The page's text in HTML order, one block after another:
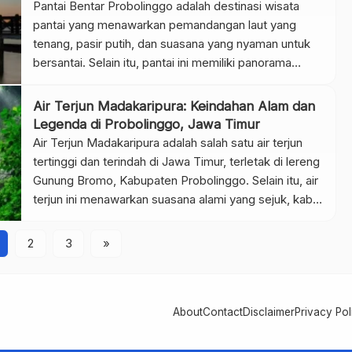
Pantai Bentar Probolinggo adalah destinasi wisata
pantai yang menawarkan pemandangan laut yang
tenang, pasir putih, dan suasana yang nyaman untuk
bersantai. Selain itu, pantai ini memiliki panorama
favorit bagi wisatawan yang ingin menikmati liburan
santai. Tidak hanya itu, Pantai Bentar juga cocok untuk
aktivitas keluarga seperti piknik, bermain pasir, […]
Air Terjun Madakaripura: Keindahan Alam dan
Legenda di Probolinggo, Jawa Timur
Air Terjun Madakaripura adalah salah satu air terjun
tertinggi dan terindah di Jawa Timur, terletak di lereng
Gunung Bromo, Kabupaten Probolinggo. Selain itu, air
terjun ini menawarkan suasana alami yang sejuk, kabut
pemandangan tebing tinggi yang menjulang. Tidak
2 3 »
AboutContactDisclaimerPrivacy